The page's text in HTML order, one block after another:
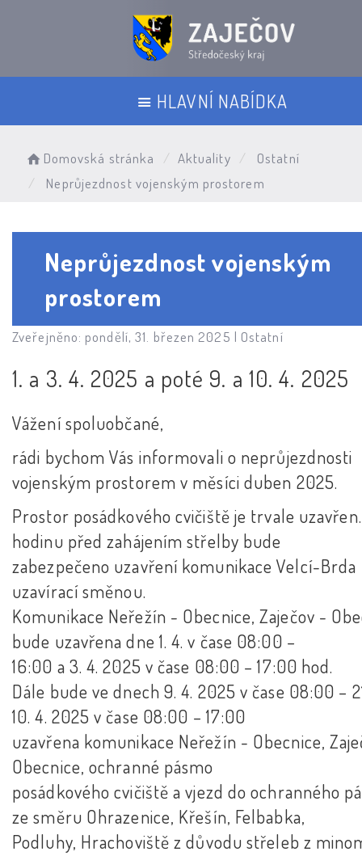
HLAVNÍ NABÍDKA
Domovská stránka Aktuality
Ostatní
Neprůjezdnost vojenským prostorem
Neprůjezdnost vojenským
prostorem
Zveřejněno: pondělí, 31. březen 2025 | Ostatní
1. a 3. 4. 2025 a poté 9. a 10. 4. 2025
Vážení spoluobčané,
rádi bychom Vás informovali o neprůjezdnosti
vojenským prostorem v měsíci duben 2025.
Prostor posádkového cvičiště je trvale uzavřen.
hodinu před zahájením střelby bude
zabezpečeno uzavření komunikace Velcí-Brda
uzavírací směnou.
Komunikace Neřežín - Obecnice, Zaječov -
bude uzavřena dne 1. 4. v čase 08:00 –
16:00 a 3. 4. 2025 v čase 08:00 – 17:00 hod.
Dále bude ve dnech 9. 4. 2025 v čase 08:00 –
10. 4. 2025 v čase 08:00 – 17:00
uzavřena komunikace Neřežín - Obecnice,
Obecnice, ochranné pásmo
posádkového cvičiště a vjezd do ochranného
ze směru Ohrazenice, Křešín, Felbabka,
Podluhy, Hrachoviště z důvodu střeleb z